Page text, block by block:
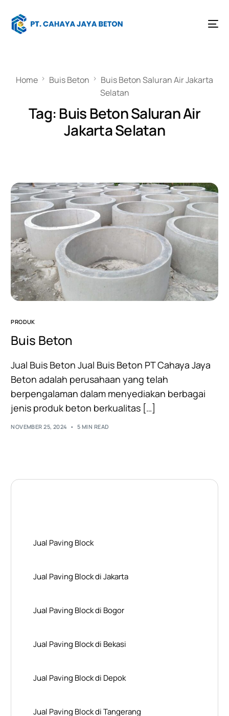
Home Buis Beton
Buis Beton Saluran Air Jakarta
Selatan
Tag: Buis Beton Saluran Air
Jakarta Selatan
PRODUK
Buis Beton
Jual Buis Beton Jual Buis Beton PT Cahaya Jaya
Beton adalah perusahaan yang telah
berpengalaman dalam menyediakan berbagai
jenis produk beton berkualitas […]
NOVEMBER 25, 2024 5 MIN READ
Jual Paving Block
Jual Paving Block di Jakarta
Jual Paving Block di Bogor
Jual Paving Block di Bekasi
Jual Paving Block di Depok
Jual Paving Block di Tangerang